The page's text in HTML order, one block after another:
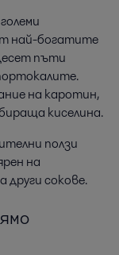
най-богатите
пъти
на каротин,
киселина.
ползи
на
сокове.